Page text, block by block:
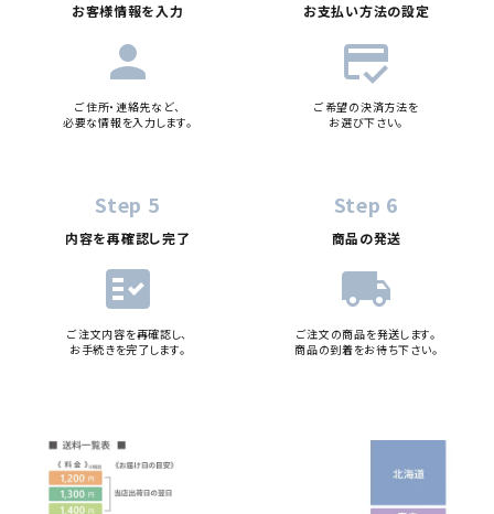
お客様情報を入力
person
ご住所・連絡先など、
必要な情報を入力します。
お支払い方法の設定
credit_score
ご希望の決済方法を
お選び下さい。
Step 5
内容を再確認し完了
fact_check
ご注文内容を再確認し、
お手続きを完了します。
Step 6
商品の発送
local_shipping
ご注文の商品を発送します。
商品の到着をお待ち下さい。